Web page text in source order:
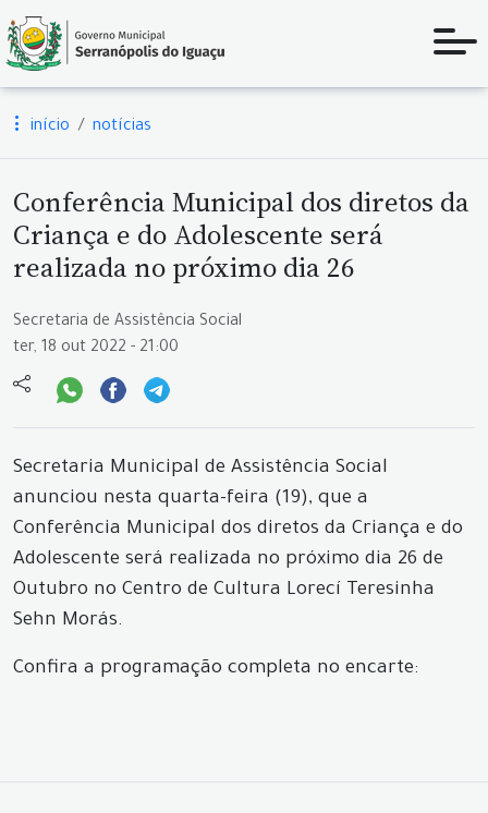
início notícias
Conferência Municipal dos diretos da
Criança e do Adolescente será
realizada no próximo dia 26
Secretaria de Assistência Social
ter, 18 out 2022 - 21:00
Secretaria Municipal de Assistência Social
anunciou nesta quarta-feira (19), que a
Conferência Municipal dos diretos da Criança e do
Adolescente será realizada no próximo dia 26 de
Outubro no Centro de Cultura Lorecí Teresinha
Sehn Morás.
Confira a programação completa no encarte: